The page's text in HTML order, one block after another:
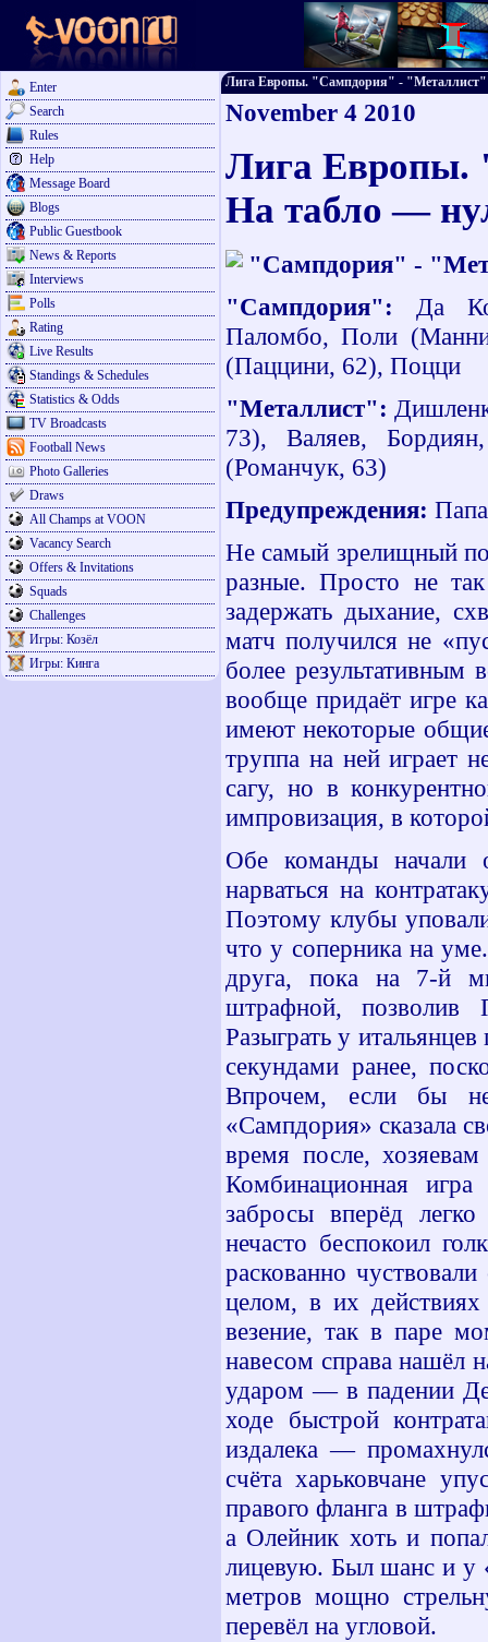
Enter
Search
Rules
Help
Message Board
Blogs
Public Guestbook
News & Reports
Interviews
Polls
Rating
Live Results
Standings & Schedules
Statistics & Odds
TV Broadcasts
Football News
Photo Galleries
Draws
All Champs at VOON
Vacancy Search
Offers & Invitations
Squads
Challenges
Игры: Козёл
Игры: Кинга
Лига Европы. "Сампдория" - "Металлист"
November 4 2010
Лига Европы.
На табло —
"Сампдория" -
"Сампдория": Да
Паломбо, Поли
(Паццини, 62), Поцци
"Металлист":
73), Валяев,
(Романчук, 63)
Предупреждения:
Не самый зрелищный
разные. Просто не
задержать дыхание,
матч получился не
более результативным
вообще придаёт игре
имеют некоторые
труппа на ней играет
сагу, но в
импровизация, в
Обе команды начали
нарваться на
Поэтому клубы
что у соперника на
друга, пока на 7-й
штрафной, позволив
Разыграть у
секундами ранее,
Впрочем, если бы
«Сампдория» сказала
время после,
Комбинационная
забросы вперёд
нечасто беспокоил
раскованно
целом, в их
везение, так в паре
навесом справа нашёл
ударом — в падении
ходе быстрой
издалека —
счёта харьковчане
правого фланга в
а Олейник хоть и
лицевую. Был шанс и у
метров мощно
перевёл на угловой.